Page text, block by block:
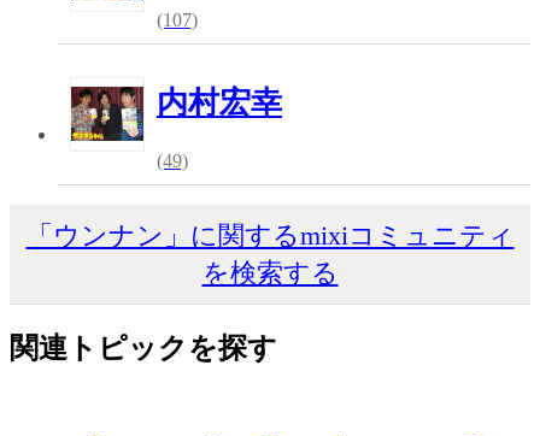
(107)
内村宏幸
(49)
「ウンナン」に関するmixiコミュニティ
を検索する
関連トピックを探す